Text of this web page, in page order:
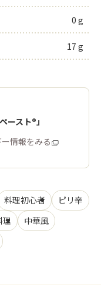
0 g
17 g
ースト®」
情報をみる
料理初心者
ピリ辛
理
中華風